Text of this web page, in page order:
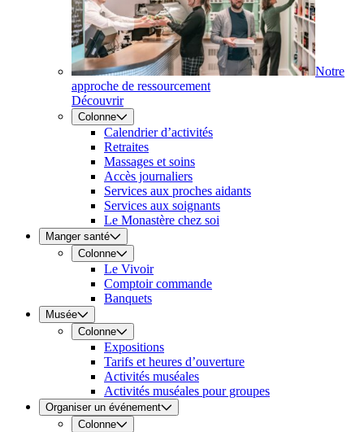
Notre
approche de ressourcement
Découvrir
Colonne
Calendrier d’activités
Retraites
Massages et soins
Accès journaliers
Services aux proches aidants
Services aux soignants
Le Monastère chez soi
Manger santé
Colonne
Le Vivoir
Comptoir commande
Banquets
Musée
Colonne
Expositions
Tarifs et heures d’ouverture
Activités muséales
Activités muséales pour groupes
Organiser un événement
Colonne